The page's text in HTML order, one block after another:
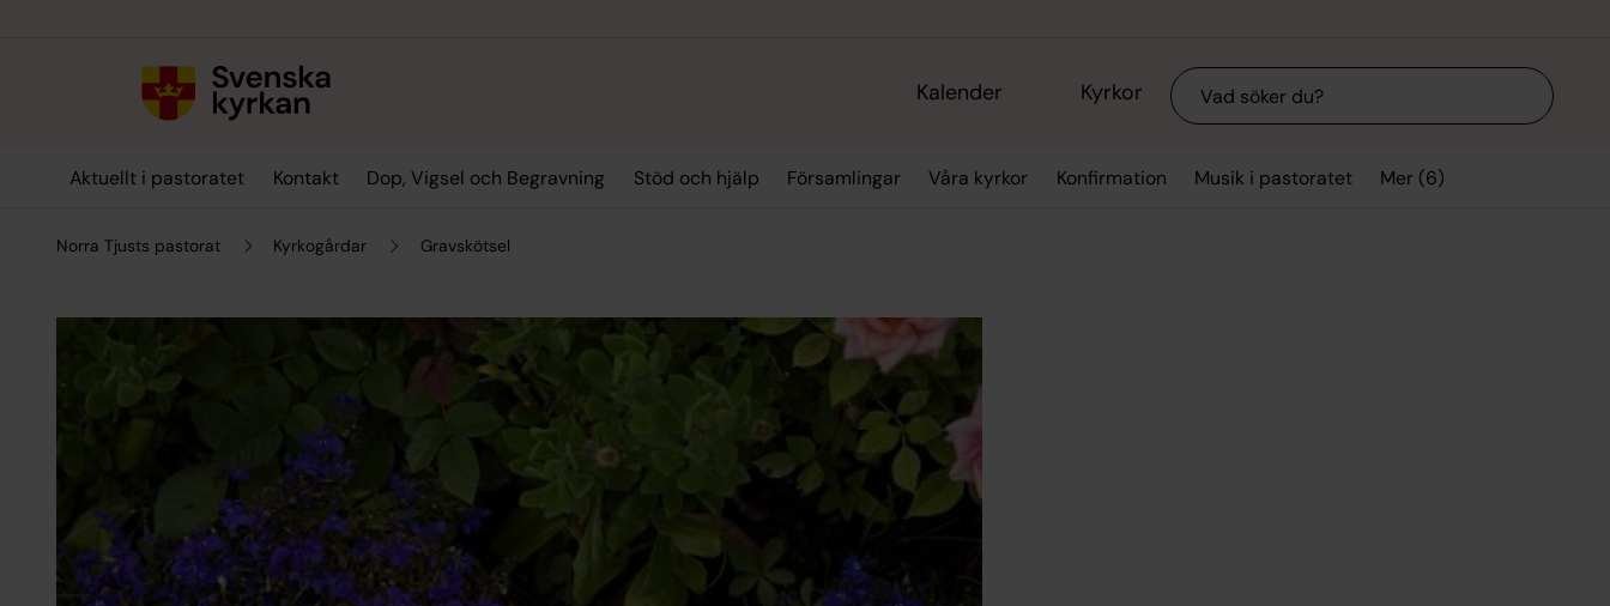
Kalender Kyrkor Sök
Aktuellt i pastoratet Kontakt Dop, Vigsel och Begravning Stöd och hjälp Församlingar Våra kyrkor Konfirmation Musik i pastoratet Mer (6)
Norra Tjusts pastorat Kyrkogårdar Gravskötsel